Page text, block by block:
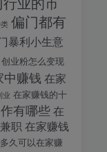
偏门都有
暴利小生意
创业粉怎么变现
中赚钱 在家
业 在家赚钱的十
有哪些在
职 在家赚钱
久可以在家赚